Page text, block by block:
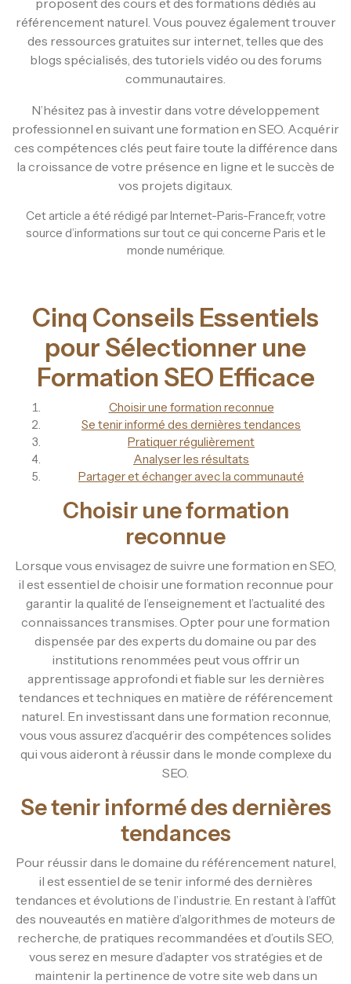
référencement naturel. Vous pouvez également trouver
des ressources gratuites sur internet, telles que des
blogs spécialisés, des tutoriels vidéo ou des forums
communautaires.
N’hésitez pas à investir dans votre développement
professionnel en suivant une formation en SEO. Acquérir
ces compétences clés peut faire toute la différence dans
la croissance de votre présence en ligne et le succès de
vos projets digitaux.
Cet article a été rédigé par Internet-Paris-France.fr, votre
source d’informations sur tout ce qui concerne Paris et le
monde numérique.
Cinq Conseils Essentiels
pour Sélectionner une
Formation SEO Efficace
Choisir une formation reconnue
Se tenir informé des dernières tendances
Pratiquer régulièrement
Analyser les résultats
Partager et échanger avec la communauté
Choisir une formation
reconnue
Lorsque vous envisagez de suivre une formation en SEO,
il est essentiel de choisir une formation reconnue pour
garantir la qualité de l’enseignement et l’actualité des
connaissances transmises. Opter pour une formation
dispensée par des experts du domaine ou par des
institutions renommées peut vous offrir un
apprentissage approfondi et fiable sur les dernières
tendances et techniques en matière de référencement
naturel. En investissant dans une formation reconnue,
vous vous assurez d’acquérir des compétences solides
qui vous aideront à réussir dans le monde complexe du
SEO.
Se tenir informé des dernières
tendances
Pour réussir dans le domaine du référencement naturel,
il est essentiel de se tenir informé des dernières
tendances et évolutions de l’industrie. En restant à l’affût
des nouveautés en matière d’algorithmes de moteurs de
recherche, de pratiques recommandées et d’outils SEO,
vous serez en mesure d’adapter vos stratégies et de
maintenir la pertinence de votre site web dans un